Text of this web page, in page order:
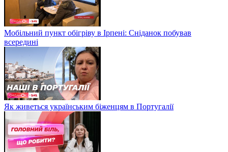
Мобільний пункт обігріву в Ірпені: Сніданок побував
всередині
Як живеться українським біженцям в Португалії